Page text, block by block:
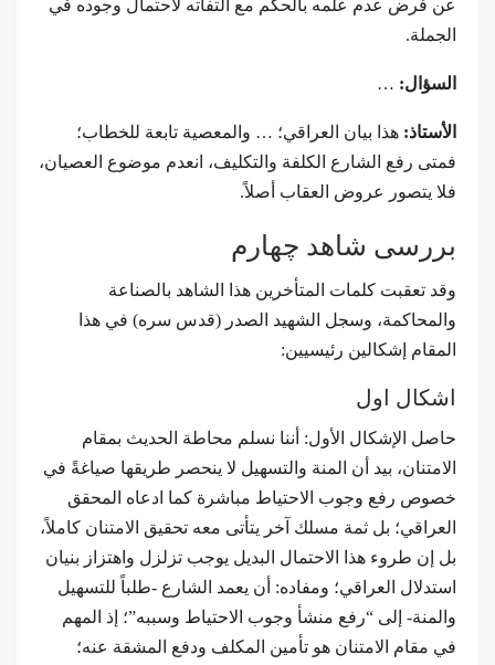
عن فرض عدم علمه بالحكم مع التفاته لاحتمال وجوده في
الجملة.
السؤال: …
الأستاذ: هذا بيان العراقي؛ … والمعصية تابعة للخطاب؛
فمتى رفع الشارع الكلفة والتكليف، انعدم موضوع العصیان،
فلا يتصور عروض العقاب أصلاً.
بررسی شاهد چهارم
وقد تعقبت کلمات المتأخرين هذا الشاهد بالصناعة
والمحاكمة، وسجل الشهید الصدر (قدس سره) في هذا
المقام إشكالين رئيسيين:
اشکال اول
حاصل الإشكال الأول: أننا نسلم محاطة الحديث بمقام
الامتنان، بيد أن المنة والتسهيل لا ينحصر طريقها صياغةً في
خصوص رفع وجوب الاحتياط مباشرة كما ادعاه المحقق
العراقي؛ بل ثمة مسلك آخر يتأتى معه تحقيق الامتنان كاملاً،
بل إن طروء هذا الاحتمال البديل يوجب تزلزل واهتزاز بنيان
استدلال العراقي؛ ومفاده: أن يعمد الشارع -طلباً للتسهيل
والمنة- إلى “رفع منشأ وجوب الاحتياط وسببه”؛ إذ المهم
في مقام الامتنان هو تأمين المكلف ودفع المشقة عنه؛